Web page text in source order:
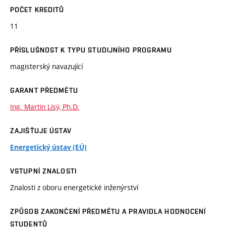
POČET KREDITŮ
11
PŘÍSLUŠNOST K TYPU STUDIJNÍHO PROGRAMU
magisterský navazující
GARANT PŘEDMĚTU
Ing. Martin Lisý, Ph.D.
ZAJIŠŤUJE ÚSTAV
Energetický ústav (EÚ)
VSTUPNÍ ZNALOSTI
Znalosti z oboru energetické inženýrství
ZPŮSOB ZAKONČENÍ PŘEDMĚTU A PRAVIDLA HODNOCENÍ
STUDENTŮ